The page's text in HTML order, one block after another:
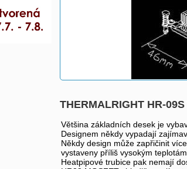
THERMALRIGHT HR-
Většina základních desek je
Designem někdy vypadají
Někdy design může zapřičinit
vystaveny příliš vysokým
Heatpipové trubice pak nemají